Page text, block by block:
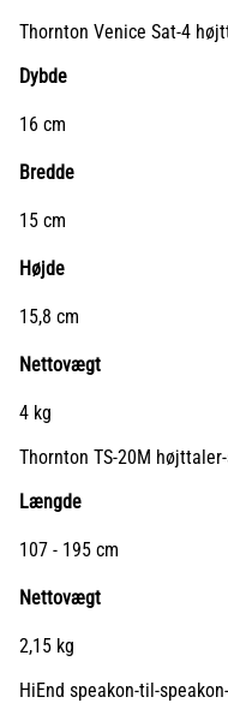
Thornton Venice Sat-4
Dybde
16 cm
Bredde
15 cm
Højde
15,8 cm
Nettovægt
4 kg
Thornton TS-20M
Længde
107 - 195 cm
Nettovægt
2,15 kg
HiEnd speakon-til-